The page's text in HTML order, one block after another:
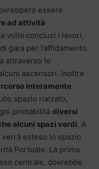
essere
ad attività
volta conclusi i lavori,
gara per l’affidamento.
attraverso le
ascensori. Inoltre
interamente
spazio rialzato,
probabilità diversi
alcuni spazi verdi. A
esteso lo spazio
Portuale. La prima
centrale, dovrebbe